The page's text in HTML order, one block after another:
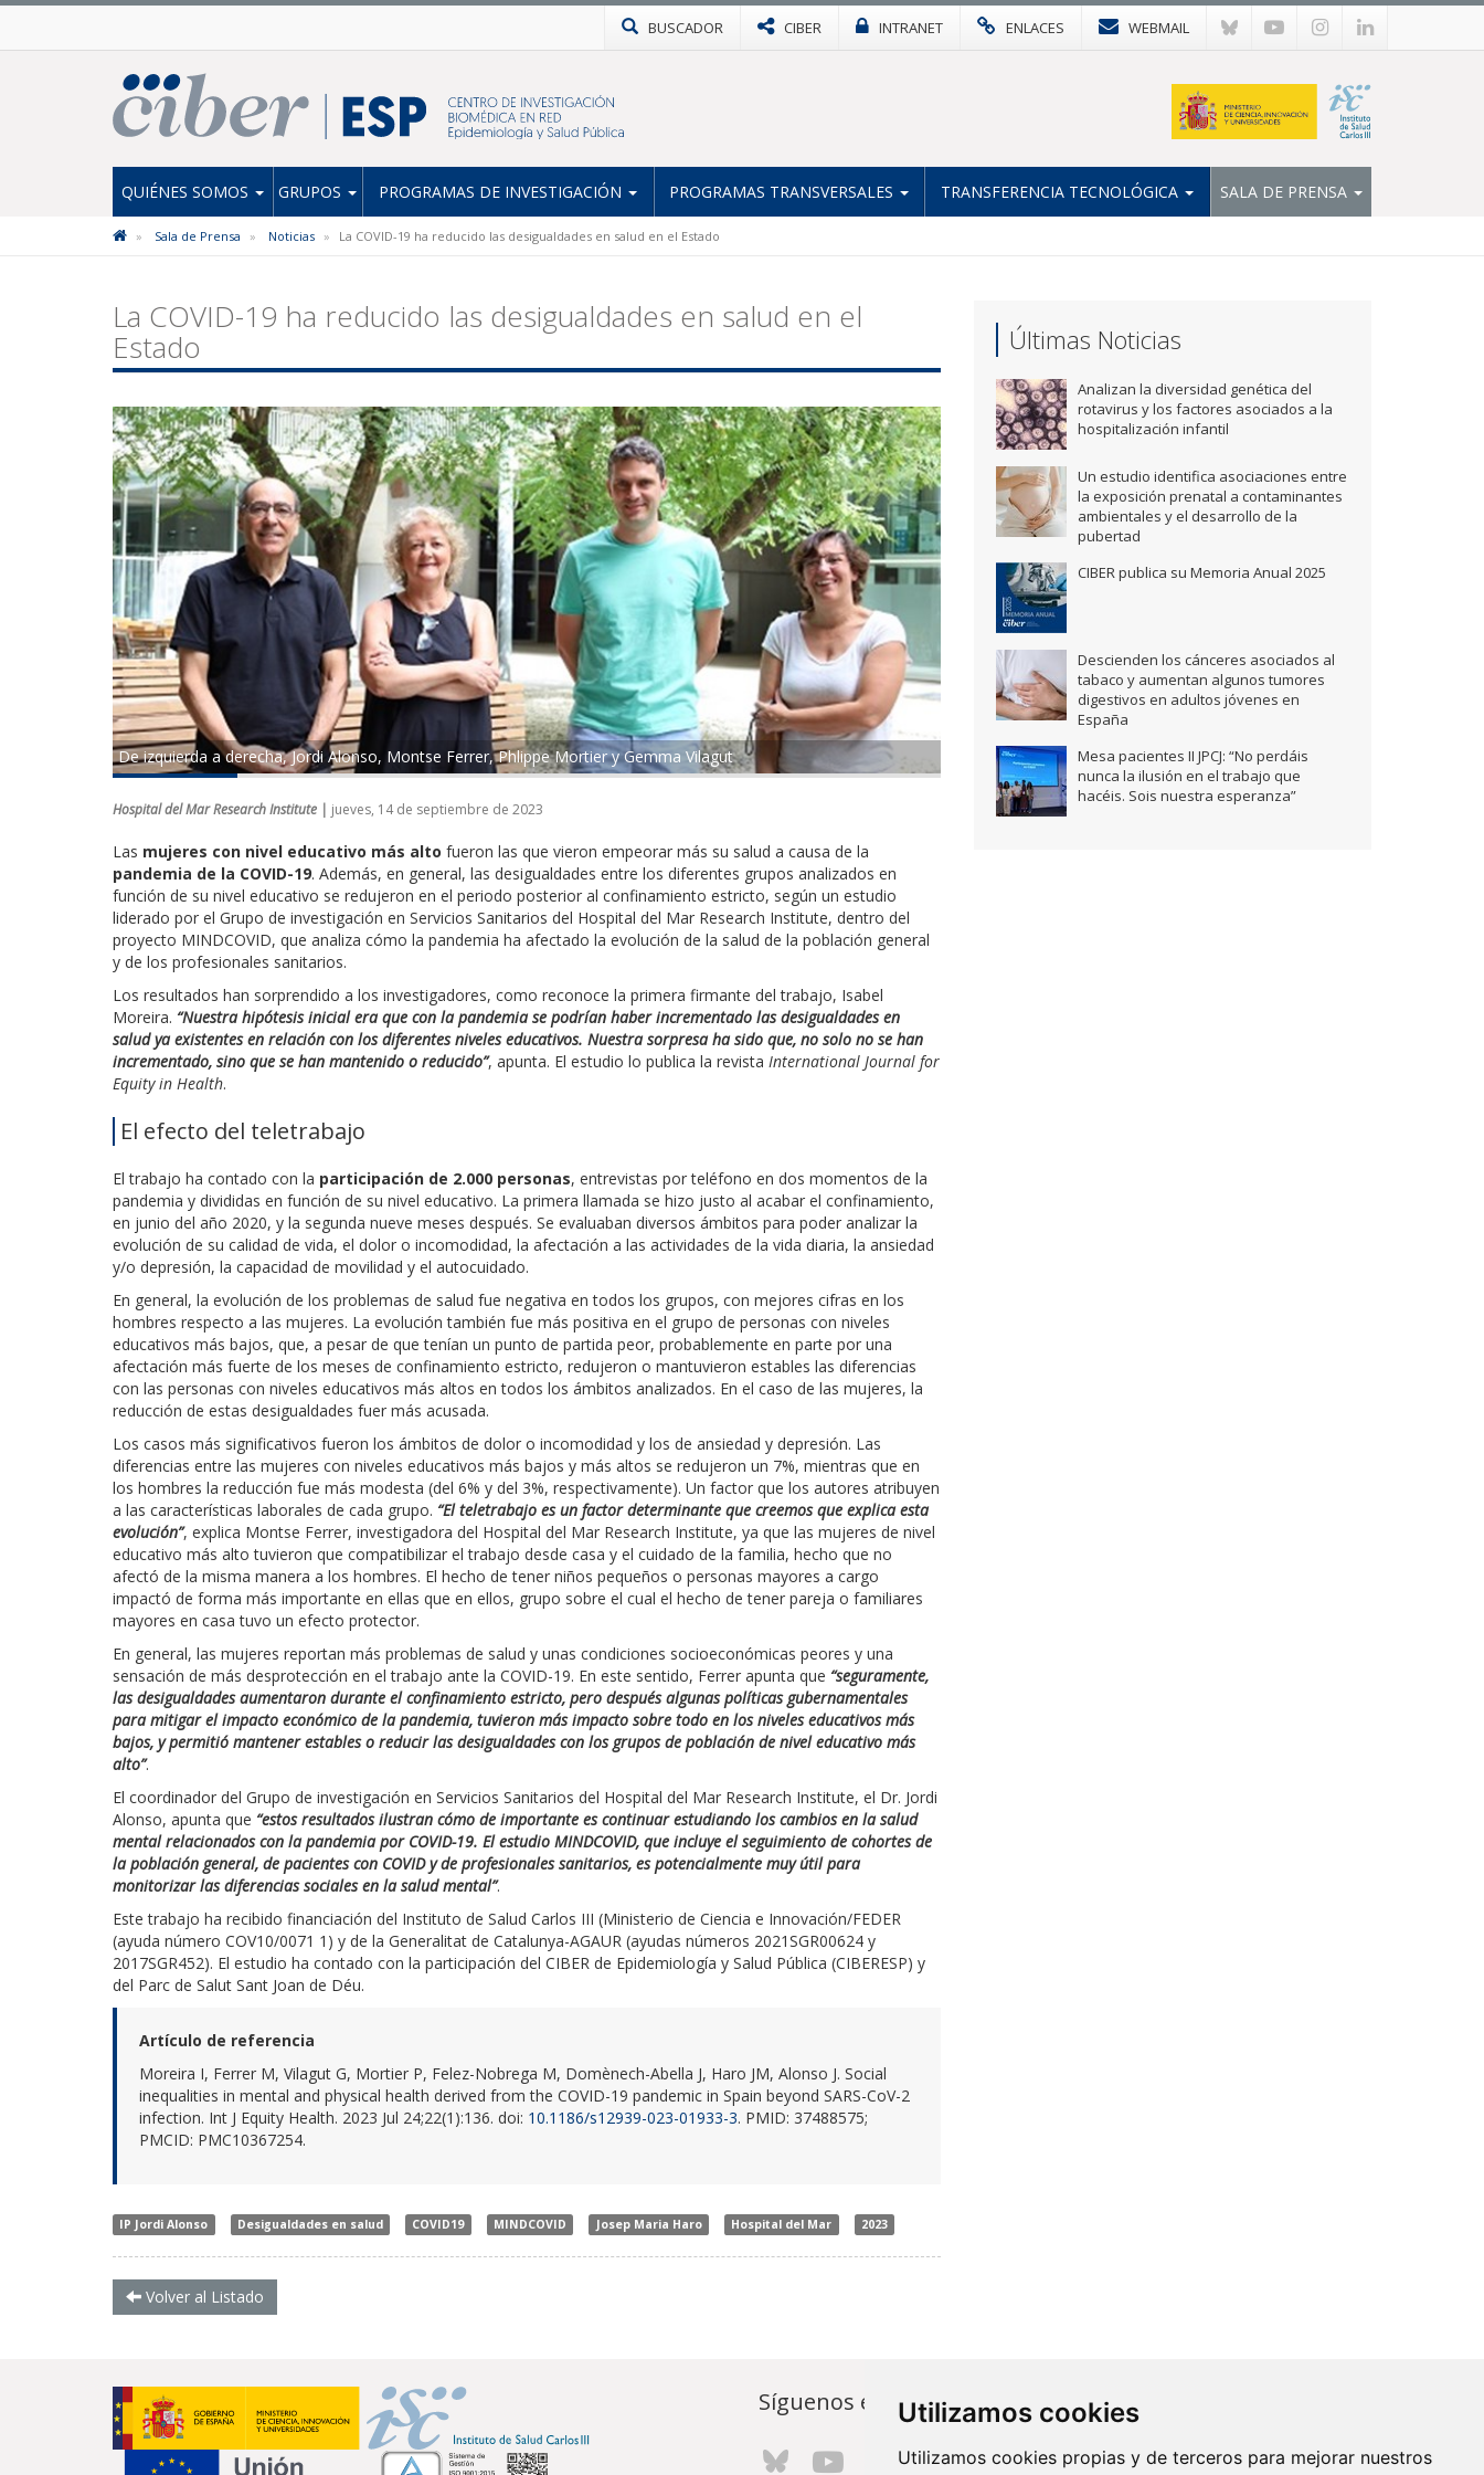
Utilizamos cookies
Utilizamos cookies propias y de terceros para mejorar nuestros
BUSCADOR CIBER INTRANET ENLACES WEBMAIL
QUIÉNES SOMOS GRUPOS PROGRAMAS DE INVESTIGACIÓN PROGRAMAS TRANSVERSALES TRANSFERENCIA TECNOLÓGICA SALA DE PRENSA
Sala de Prensa Noticias La COVID-19 ha reducido las desigualdades en salud en el Estado
La COVID-19 ha reducido las desigualdades en salud en el
Estado
De izquierda a derecha, Jordi Alonso, Montse Ferrer, Phlippe Mortier y Gemma Vilagut
Hospital del Mar Research Institute | jueves, 14 de septiembre de 2023
Las mujeres con nivel educativo más alto fueron las que vieron empeorar más su salud a causa de la
pandemia de la COVID-19. Además, en general, las desigualdades entre los diferentes grupos analizados en
función de su nivel educativo se redujeron en el periodo posterior al confinamiento estricto, según un estudio
liderado por el Grupo de investigación en Servicios Sanitarios del Hospital del Mar Research Institute, dentro del
proyecto MINDCOVID, que analiza cómo la pandemia ha afectado la evolución de la salud de la población general
y de los profesionales sanitarios.
Los resultados han sorprendido a los investigadores, como reconoce la primera firmante del trabajo, Isabel
Moreira. “Nuestra hipótesis inicial era que con la pandemia se podrían haber incrementado las desigualdades en
salud ya existentes en relación con los diferentes niveles educativos. Nuestra sorpresa ha sido que, no solo no se han
incrementado, sino que se han mantenido o reducido”, apunta. El estudio lo publica la revista International Journal for
Equity in Health.
El efecto del teletrabajo
El trabajo ha contado con la participación de 2.000 personas, entrevistas por teléfono en dos momentos de la
pandemia y divididas en función de su nivel educativo. La primera llamada se hizo justo al acabar el confinamiento,
en junio del año 2020, y la segunda nueve meses después. Se evaluaban diversos ámbitos para poder analizar la
evolución de su calidad de vida, el dolor o incomodidad, la afectación a las actividades de la vida diaria, la ansiedad
y/o depresión, la capacidad de movilidad y el autocuidado.
En general, la evolución de los problemas de salud fue negativa en todos los grupos, con mejores cifras en los
hombres respecto a las mujeres. La evolución también fue más positiva en el grupo de personas con niveles
educativos más bajos, que, a pesar de que tenían un punto de partida peor, probablemente en parte por una
afectación más fuerte de los meses de confinamiento estricto, redujeron o mantuvieron estables las diferencias
con las personas con niveles educativos más altos en todos los ámbitos analizados. En el caso de las mujeres, la
reducción de estas desigualdades fuer más acusada.
Los casos más significativos fueron los ámbitos de dolor o incomodidad y los de ansiedad y depresión. Las
diferencias entre las mujeres con niveles educativos más bajos y más altos se redujeron un 7%, mientras que en
los hombres la reducción fue más modesta (del 6% y del 3%, respectivamente). Un factor que los autores atribuyen
a las características laborales de cada grupo. “El teletrabajo es un factor determinante que creemos que explica esta
evolución”, explica Montse Ferrer, investigadora del Hospital del Mar Research Institute, ya que las mujeres de nivel
educativo más alto tuvieron que compatibilizar el trabajo desde casa y el cuidado de la familia, hecho que no
afectó de la misma manera a los hombres. El hecho de tener niños pequeños o personas mayores a cargo
impactó de forma más importante en ellas que en ellos, grupo sobre el cual el hecho de tener pareja o familiares
mayores en casa tuvo un efecto protector.
En general, las mujeres reportan más problemas de salud y unas condiciones socioeconómicas peores y una
sensación de más desprotección en el trabajo ante la COVID-19. En este sentido, Ferrer apunta que “seguramente,
las desigualdades aumentaron durante el confinamiento estricto, pero después algunas políticas gubernamentales
para mitigar el impacto económico de la pandemia, tuvieron más impacto sobre todo en los niveles educativos más
bajos, y permitió mantener estables o reducir las desigualdades con los grupos de población de nivel educativo más
alto”.
El coordinador del Grupo de investigación en Servicios Sanitarios del Hospital del Mar Research Institute, el Dr. Jordi
Alonso, apunta que “estos resultados ilustran cómo de importante es continuar estudiando los cambios en la salud
mental relacionados con la pandemia por COVID-19. El estudio MINDCOVID, que incluye el seguimiento de cohortes de
la población general, de pacientes con COVID y de profesionales sanitarios, es potencialmente muy útil para
monitorizar las diferencias sociales en la salud mental”.
Este trabajo ha recibido financiación del Instituto de Salud Carlos III (Ministerio de Ciencia e Innovación/FEDER
(ayuda número COV10/0071 1) y de la Generalitat de Catalunya-AGAUR (ayudas números 2021SGR00624 y
2017SGR452). El estudio ha contado con la participación del CIBER de Epidemiología y Salud Pública (CIBERESP) y
del Parc de Salut Sant Joan de Déu.
Artículo de referencia
Moreira I, Ferrer M, Vilagut G, Mortier P, Felez-Nobrega M, Domènech-Abella J, Haro JM, Alonso J. Social
inequalities in mental and physical health derived from the COVID-19 pandemic in Spain beyond SARS-CoV-2
infection. Int J Equity Health. 2023 Jul 24;22(1):136. doi: 10.1186/s12939-023-01933-3. PMID: 37488575;
PMCID: PMC10367254.
IP Jordi Alonso Desigualdades en salud COVID19 MINDCOVID Josep Maria Haro Hospital del Mar 2023
Volver al Listado
Últimas Noticias
Analizan la diversidad genética del
rotavirus y los factores asociados a la
hospitalización infantil
Un estudio identifica asociaciones entre
la exposición prenatal a contaminantes
ambientales y el desarrollo de la
pubertad
CIBER publica su Memoria Anual 2025
Descienden los cánceres asociados al
tabaco y aumentan algunos tumores
digestivos en adultos jóvenes en
España
Mesa pacientes II JPCJ: “No perdáis
nunca la ilusión en el trabajo que
hacéis. Sois nuestra esperanza”
Síguenos en... Contacto
Av. Monforte de Lemos, 3-5. Pabellón
11. Planta 0 28029 Madrid